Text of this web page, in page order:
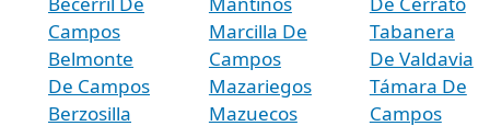
Campos
Belmonte
De Campos
Berzosilla
Marcilla De
Campos
Mazariegos
Mazuecos
Tabanera
De Valdavia
Támara De
Campos